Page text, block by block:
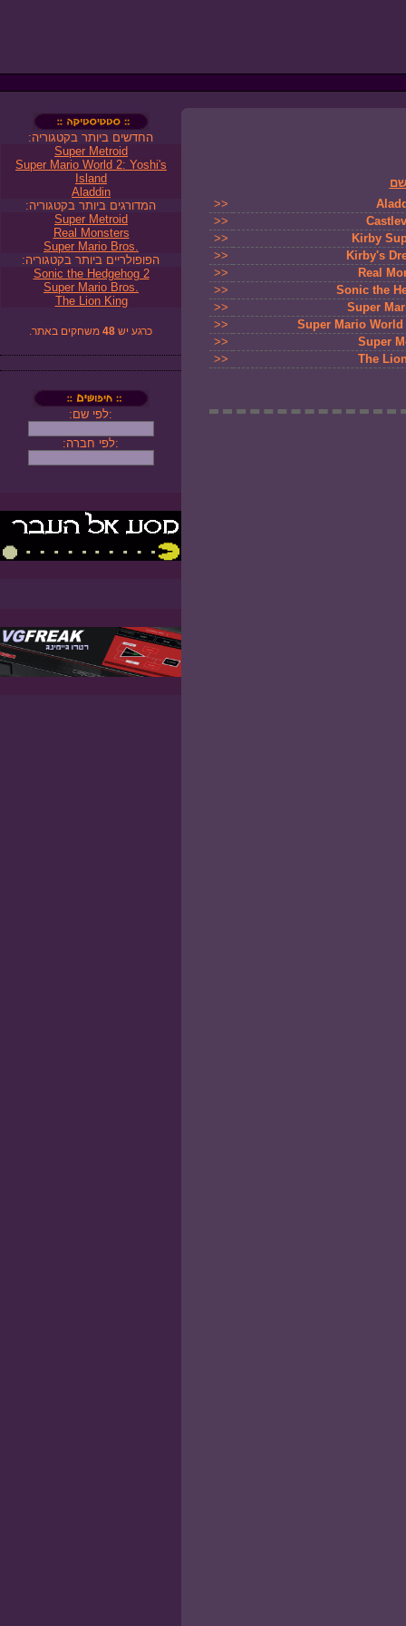
שם
>>
>>
>>
Kirby
>>
Kirby's
>>
Real
>>
Sonic the
>>
Super
>>
Super Mario
>>
Super
>>
The
החדשים ביותר בקטגוריה:
Super Metroid
Super Mario World 2: Yoshi's
Island
Aladdin
המדורגים ביותר בקטגוריה:
Super Metroid
Real Monsters
Super Mario Bros.
הפופולריים ביותר בקטגוריה:
Sonic the Hedgehog 2
Super Mario Bros.
The Lion King
כרגע יש 48 משחקים באתר.
:לפי שם:
:לפי חברה: